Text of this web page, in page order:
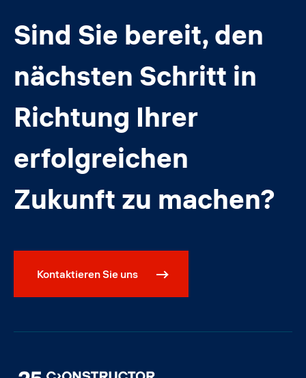
Sind Sie bereit, den
nächsten Schritt in
Richtung Ihrer
erfolgreichen
Zukunft zu machen?
Kontaktieren Sie uns
Image